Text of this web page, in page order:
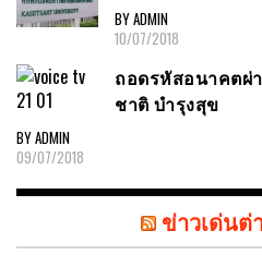
BY ADMIN
10/07/2018
ถอดรหัสอนาคต
ชาติ บำรุงสุข
BY ADMIN
09/07/2018
ข่าวเด่นต่